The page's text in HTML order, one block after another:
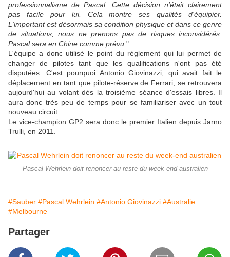
professionnalisme de Pascal. Cette décision n'était clairement
pas facile pour lui. Cela montre ses qualités d'équipier.
L'important est désormais sa condition physique et dans ce genre
de situations, nous ne prenons pas de risques inconsidérés.
Pascal sera en Chine comme prévu. "
L'équipe a donc utilisé le point du règlement qui lui permet de
changer de pilotes tant que les qualifications n'ont pas été
disputées. C'est pourquoi Antonio Giovinazzi, qui avait fait le
déplacement en tant que pilote-réserve de Ferrari, se retrouvera
aujourd'hui au volant dès la troisième séance d'essais libres. Il
aura donc très peu de temps pour se familiariser avec un tout
nouveau circuit.
Le vice-champion GP2 sera donc le premier Italien depuis Jarno
Trulli, en 2011.
Pascal Wehrlein doit renoncer au reste du week-end australien
#Sauber #Pascal Wehrlein #Antonio Giovinazzi #Australie
#Melbourne
Partager